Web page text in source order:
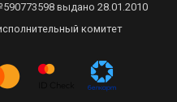
выдано 28.01.2010
комитет